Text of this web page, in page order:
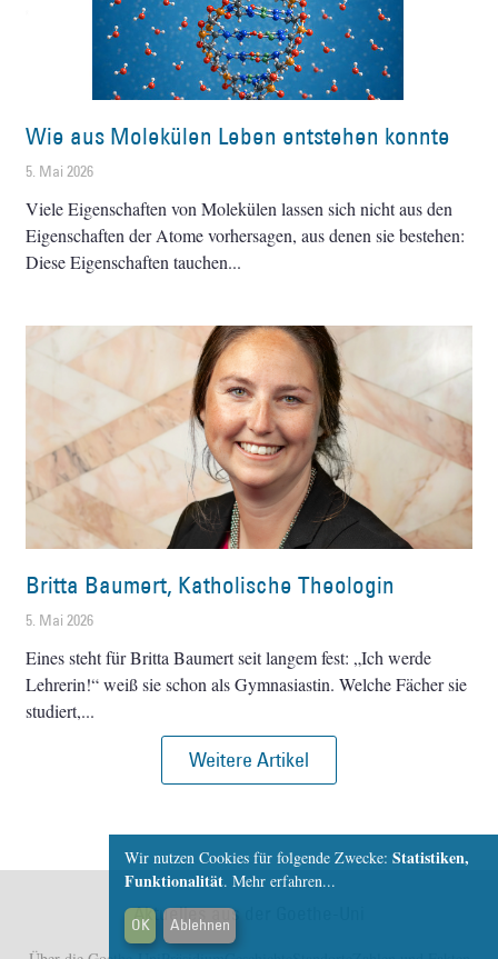
Wie aus Molekülen Leben entstehen konnte
5. Mai 2026
Viele Eigenschaften von Molekülen lassen sich nicht aus den
Eigenschaften der Atome vorhersagen, aus denen sie bestehen:
Diese Eigenschaften tauchen
Britta Baumert, Katholische Theologin
5. Mai 2026
Eines steht für Britta Baumert seit langem fest: „Ich werde
Lehrerin!“ weiß sie schon als Gymnasiastin. Welche Fächer sie
studiert,
Weitere Artikel
Aktuelles aus der Goethe-Uni
Wir nutzen Cookies für folgende Zwecke: Statistiken,
Funktionalität. Mehr erfahren...
OK Ablehnen